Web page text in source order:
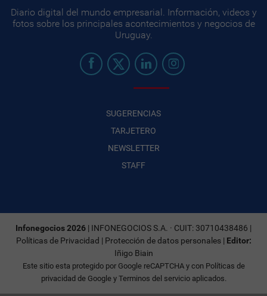
Diario digital del mundo empresarial. Información, videos y
fotos sobre los principales acontecimientos y negocios de
Uruguay.
SUGERENCIAS
TARJETERO
NEWSLETTER
STAFF
Infonegocios 2026 | INFONEGOCIOS S.A. · CUIT: 30710438486 |
Políticas de Privacidad | Protección de datos personales| Editor:
Iñigo Biain
Este sitio esta protegido por Google reCAPTCHA y con Políticas de
privacidad de Googley Terminos del servicioaplicados.